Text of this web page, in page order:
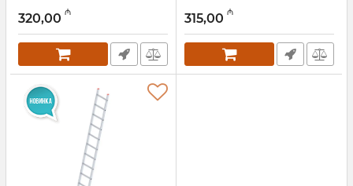
Artikul: 010001124
320,00 ₼ 010001125
315,00 ₼